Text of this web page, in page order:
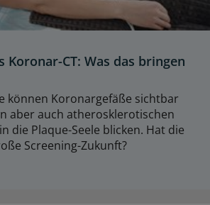
Koronar-CT: Was das bringen
können Koronargefäße sichtbar
aber auch atherosklerotischen
die Plaque-Seele blicken. Hat die
Screening-Zukunft?